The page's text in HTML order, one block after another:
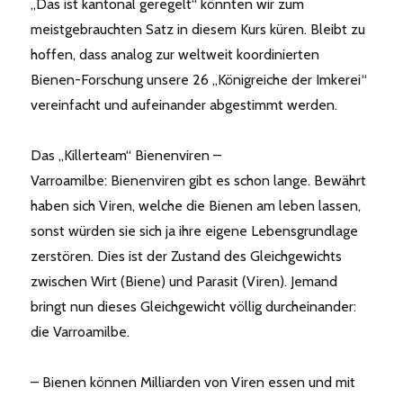
„Das ist kantonal geregelt“ könnten wir zum
meistgebrauchten Satz in diesem Kurs küren. Bleibt zu
hoffen, dass analog zur weltweit koordinierten
Bienen-Forschung unsere 26 „Königreiche der Imkerei“
vereinfacht und aufeinander abgestimmt werden.
Das „Killerteam“ Bienenviren –
Varroamilbe: Bienenviren gibt es schon lange. Bewährt
haben sich Viren, welche die Bienen am leben lassen,
sonst würden sie sich ja ihre eigene Lebensgrundlage
zerstören. Dies ist der Zustand des Gleichgewichts
zwischen Wirt (Biene) und Parasit (Viren). Jemand
bringt nun dieses Gleichgewicht völlig durcheinander:
die Varroamilbe.
– Bienen können Milliarden von Viren essen und mit